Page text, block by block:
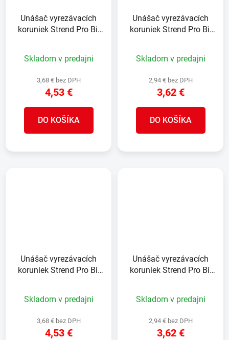
Unášač vyrezávacích
koruniek Strend Pro Bi-
Skladom v predajni
3,68 € bez DPH
4,53 €
DO KOŠÍKA
Unášač vyrezávacích
koruniek Strend Pro Bi-
Skladom v predajni
2,94 € bez DPH
3,62 €
DO KOŠÍKA
Unášač vyrezávacích
koruniek Strend Pro Bi-
Skladom v predajni
3,68 € bez DPH
4,53 €
Unášač vyrezávacích
koruniek Strend Pro Bi-
Skladom v predajni
2,94 € bez DPH
3,62 €